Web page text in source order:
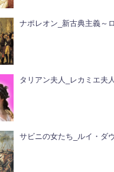
ナポレオン_新古典主義～
タリアン夫人_レカミエ夫
サビニの女たち_ルイ・ダ